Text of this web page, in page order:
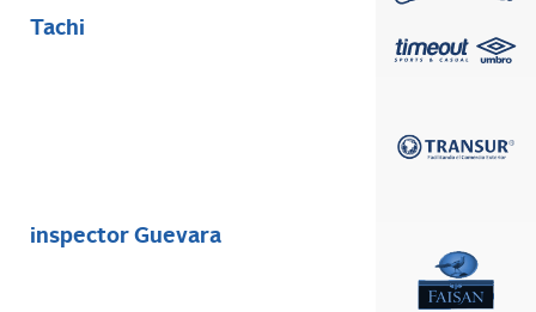
Tachi
inspector Guevara